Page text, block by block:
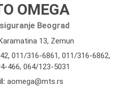
OMEGA
Beograd
13, Zemun
, 011/316-6861, 011/316-6862,
466, 064/123-5031
aomega@mts.rs